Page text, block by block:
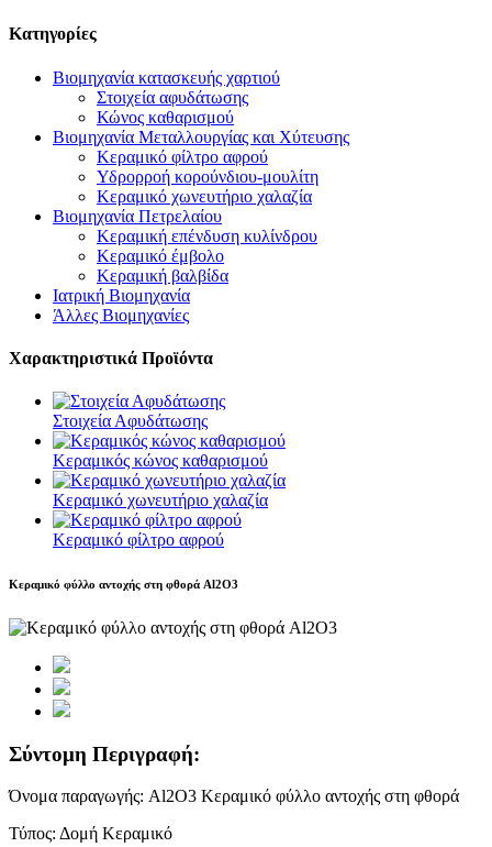
Κατηγορίες
Βιομηχανία κατασκευής χαρτιού
Στοιχεία αφυδάτωσης
Κώνος καθαρισμού
Βιομηχανία Μεταλλουργίας και Χύτευσης
Κεραμικό φίλτρο αφρού
Υδρορροή κορούνδιου-μουλίτη
Κεραμικό χωνευτήριο χαλαζία
Βιομηχανία Πετρελαίου
Κεραμική επένδυση κυλίνδρου
Κεραμικό έμβολο
Κεραμική βαλβίδα
Ιατρική Βιομηχανία
Άλλες Βιομηχανίες
Χαρακτηριστικά Προϊόντα
Στοιχεία Αφυδάτωσης
Κεραμικός κώνος καθαρισμού
Κεραμικό χωνευτήριο χαλαζία
Κεραμικό φίλτρο αφρού
Κεραμικό φύλλο αντοχής στη φθορά Al2O3
Σύντομη Περιγραφή:
Όνομα παραγωγής: Al2O3 Κεραμικό φύλλο αντοχής στη φθορά
Τύπος: Δομή Κεραμικό